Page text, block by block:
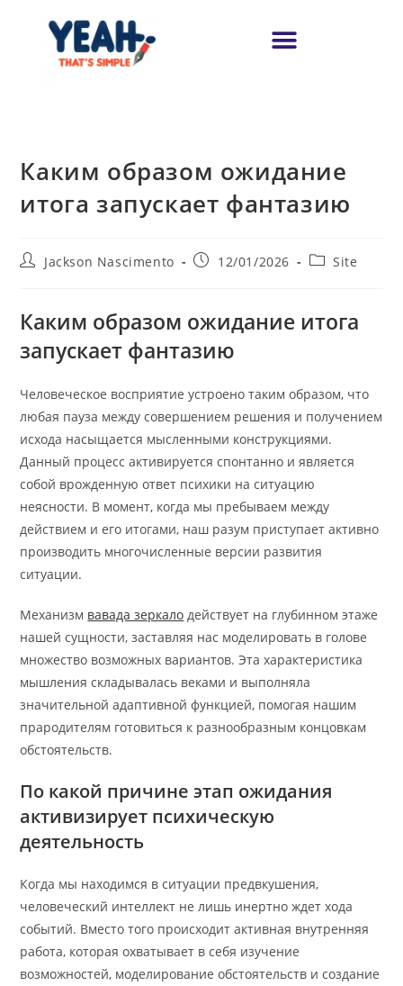
Каким образом ожидание
итога запускает фантазию
Jackson Nascimento 12/01/2026 Site
Каким образом ожидание итога
запускает фантазию
Человеческое восприятие устроено таким образом, что
любая пауза между совершением решения и получением
исхода насыщается мысленными конструкциями.
Данный процесс активируется спонтанно и является
собой врожденную ответ психики на ситуацию
неясности. В момент, когда мы пребываем между
действием и его итогами, наш разум приступает активно
производить многочисленные версии развития
ситуации.
Механизм вавада зеркало действует на глубинном этаже
нашей сущности, заставляя нас моделировать в голове
множество возможных вариантов. Эта характеристика
мышления складывалась веками и выполняла
значительной адаптивной функцией, помогая нашим
прародителям готовиться к разнообразным концовкам
обстоятельств.
По какой причине этап ожидания
активизирует психическую
деятельность
Когда мы находимся в ситуации предвкушения,
человеческий интеллект не лишь инертно ждет хода
событий. Вместо того происходит активная внутренняя
работа, которая охватывает в себя изучение
возможностей, моделирование обстоятельств и создание